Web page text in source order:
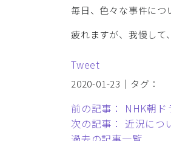
毎日、色々な事件につ
疲れますが、我慢して
Tweet
2020-01-23｜タグ：
前の記事： NHK朝ド
次の記事： 近況につ